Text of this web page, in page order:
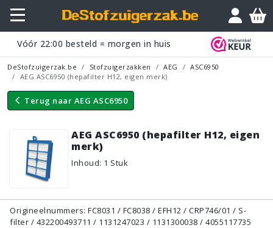
Vóór 22:00 besteld = morgen in huis
DeStofzuigerzak.be Stofzuigerzakken AEG
ASC6950
AEG ASC6950 (hepafilter H12, eigen merk)
Terug naar AEG ASC6950
AEG ASC6950 (hepafilter H12, eigen
merk)
Inhoud: 1 Stuk
Vraagje?
Origineelnummers: FC8031 / FC8038 / EFH12 / CRP746/01 / S-
filter / 432200493711 / 1131247023 / 1131300038 / 4055117735